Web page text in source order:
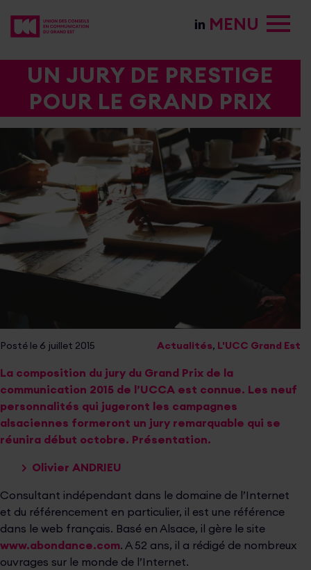
MENU
UN JURY DE PRESTIGE
POUR LE GRAND PRIX
Posté le 6 juillet 2015 Actualités, L'UCC Grand Est
La composition du jury du Grand Prix de la
communication 2015 de l’UCCA est connue. Les neuf
personnalités qui jugeront les campagnes
alsaciennes formeront un jury remarquable qui se
réunira début octobre. Présentation.
Olivier ANDRIEU
Consultant indépendant dans le domaine de l’Internet
et du référencement en particulier, il est une référence
dans le web français. Basé en Alsace, il gère le site
www.abondance.com. A 52 ans, il a rédigé de nombreux
ouvrages sur le monde de l’Internet.